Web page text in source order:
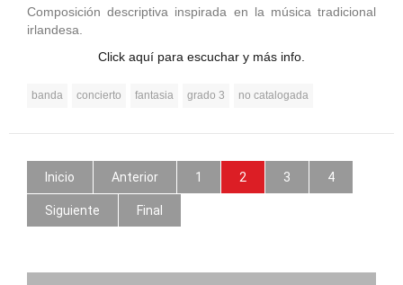
Composición descriptiva inspirada en la música tradicional
irlandesa.
Click aquí para escuchar y más info.
banda concierto fantasia grado 3 no catalogada
Inicio Anterior 1 2 3 4
Siguiente Final